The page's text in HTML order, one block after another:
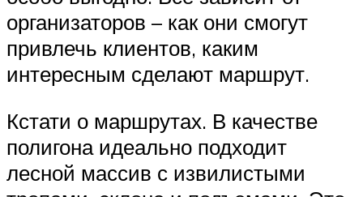
организаторов – как они смогут
привлечь клиентов, каким
интересным сделают маршрут.
Кстати о маршрутах. В качестве
полигона идеально подходит
лесной массив с извилистыми